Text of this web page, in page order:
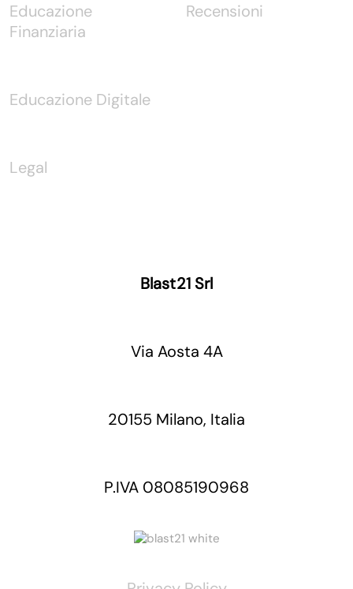
Educazione
Finanziaria
Educazione Digitale
Legal
Recensioni
Blast21 Srl
Via Aosta 4A
20155 Milano, Italia
P.IVA 08085190968